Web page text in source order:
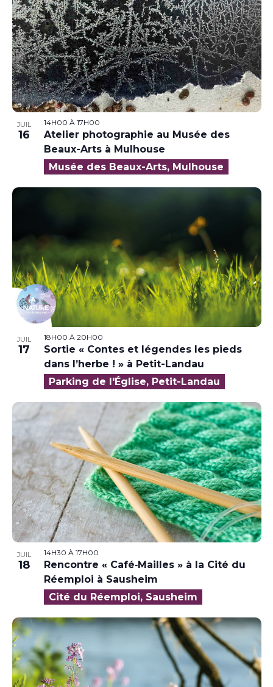
JUIL
16
14H00 À 17H00
Atelier photographie au Musée des
Beaux-Arts à Mulhouse
Musée des Beaux-Arts, Mulhouse
JUIL
17
18H00 À 20H00
Sortie « Contes et légendes les pieds
dans l’herbe ! » à Petit-Landau
Parking de l'Église, Petit-Landau
JUIL
18
14H30 À 17H00
Rencontre « Café‑Mailles » à la Cité du
Réemploi à Sausheim
Cité du Réemploi, Sausheim